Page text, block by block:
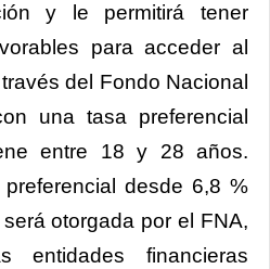
y le permitirá tener
para acceder al
del Fondo Nacional
una tasa preferencial
entre 18 y 28 años.
desde 6,8 %
otorgada por el FNA,
entidades financieras